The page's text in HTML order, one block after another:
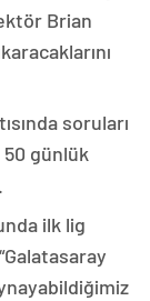
Brian
soruları
50 günlük
ilk lig